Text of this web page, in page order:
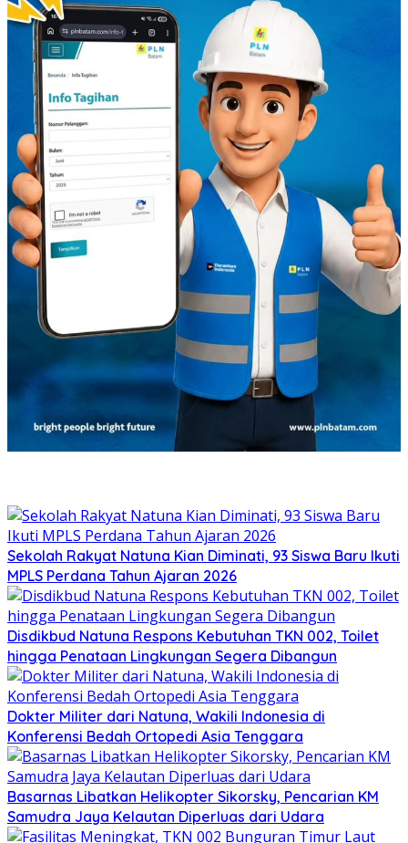
Sekolah Rakyat Natuna Kian Diminati, 93 Siswa Baru Ikuti
MPLS Perdana Tahun Ajaran 2026
Disdikbud Natuna Respons Kebutuhan TKN 002, Toilet
hingga Penataan Lingkungan Segera Dibangun
Dokter Militer dari Natuna, Wakili Indonesia di
Konferensi Bedah Ortopedi Asia Tenggara
Basarnas Libatkan Helikopter Sikorsky, Pencarian KM
Samudra Jaya Kelautan Diperluas dari Udara